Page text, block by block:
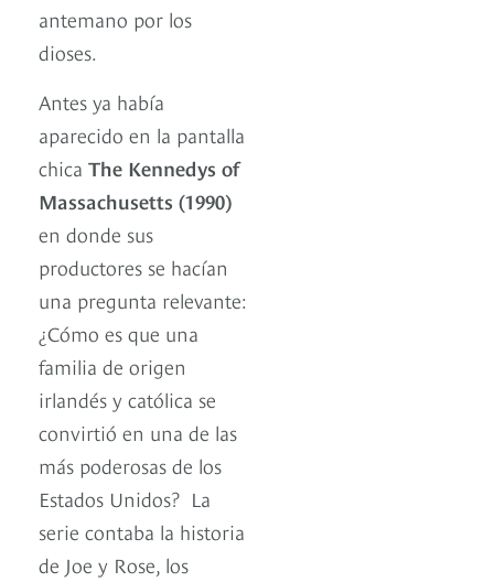
antemano por los
dioses.
Antes ya había
aparecido en la pantalla
chica The Kennedys of
Massachusetts (1990)
en donde sus
productores se hacían
una pregunta relevante:
¿Cómo es que una
familia de origen
irlandés y católica se
convirtió en una de las
más poderosas de los
Estados Unidos? La
serie contaba la historia
de Joe y Rose, los